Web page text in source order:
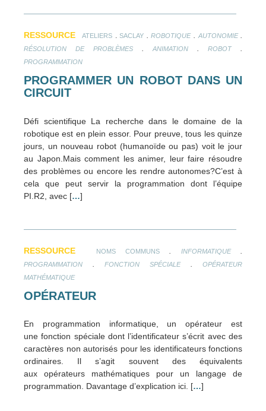
RESSOURCE ATELIERS .SACLAY .ROBOTIQUE. AUTONOMIE.
RÉSOLUTION DE PROBLÈMES ANIMATION ROBOT.
PROGRAMMATION
PROGRAMMER UN ROBOT DANS UN
CIRCUIT
Défi scientifique La recherche dans le domaine de la
robotique est en plein essor. Pour preuve, tous les quinze
jours, un nouveau robot (humanoïde ou pas) voit le jour
au Japon.Mais comment les animer, leur faire résoudre
des problèmes ou encore les rendre autonomes?C’est à
cela que peut servir la programmation dont l’équipe
PI.R2, avec […]
RESSOURCE NOMS COMMUNS INFORMATIQUE.
PROGRAMMATION FONCTION SPÉCIALE. OPÉRATEUR
MATHÉMATIQUE
OPÉRATEUR
En programmation informatique, un opérateur est
une fonction spéciale dont l’identificateur s’écrit avec des
caractères non autorisés pour les identificateurs fonctions
ordinaires. Il s’agit souvent des équivalents
aux opérateurs mathématiques pour un langage de
programmation. Davantage d’explication ici. […]